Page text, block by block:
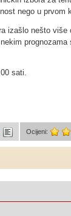
nego u prvom
izašlo nešto
sati.
Ocijeni: